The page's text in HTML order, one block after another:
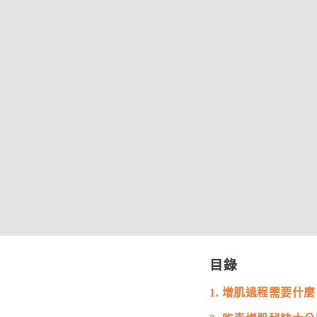
目錄
1. 增肌過程需要什